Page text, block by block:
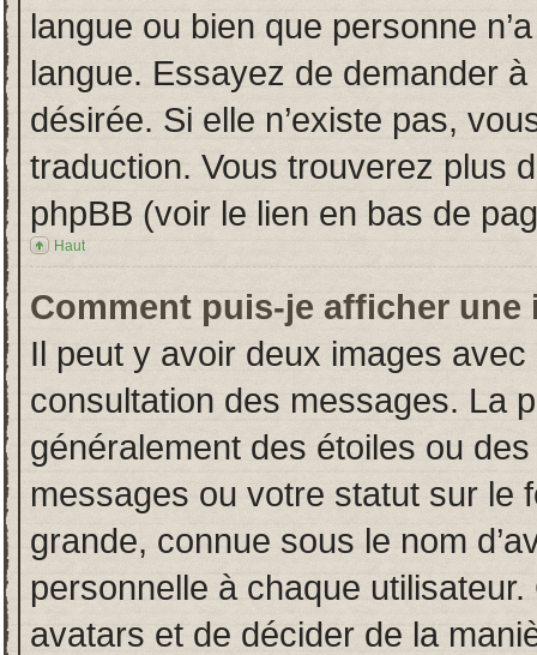
langue ou bien que personne
langue. Essayez de demander à
désirée. Si elle n’existe pas,
traduction. Vous trouverez plus
phpBB (voir le lien en bas de
Haut
Comment puis-je afficher une
Il peut y avoir deux images
consultation des messages. La
généralement des étoiles ou
messages ou votre statut sur le
grande, connue sous le nom
personnelle à chaque utilisateur.
avatars et de décider de la